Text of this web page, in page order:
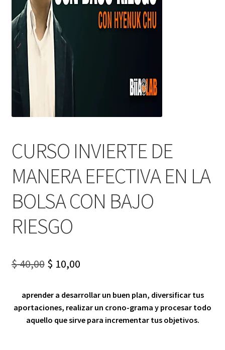
CURSO INVIERTE DE
MANERA EFECTIVA EN LA
BOLSA CON BAJO
RIESGO
$40,00 Original
was:
$ 40,00.
$ 10,00Current
is:
$ 10,00.
aprender a desarrollar un buen plan, diversificar tus
aportaciones, realizar un crono-grama y procesar todo
aquello que sirve para incrementar tus objetivos.